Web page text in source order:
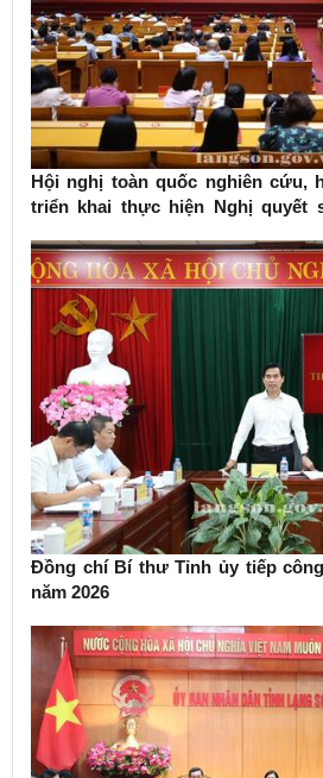
Hội nghị toàn quốc nghiên cứu,
triển khai thực hiện Nghị quyết
Đồng chí Bí thư Tỉnh ủy tiếp
năm 2026